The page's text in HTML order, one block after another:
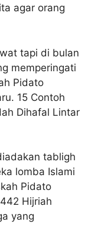
agar orang
tapi di bulan
memperingati
Pidato
15 Contoh
Dihafal Lintar
tabligh
lomba Islami
Pidato
Hijriah
yang